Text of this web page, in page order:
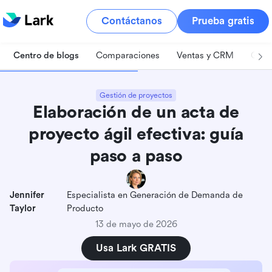
Contáctanos Prueba gratis
Centro de blogs Comparaciones Ventas y CRM
Gestión de proyectos
Elaboración de un acta de
proyecto ágil efectiva: guía
paso a paso
Jennifer
Taylor
Especialista en Generación de Demanda de
Producto
13 de mayo de 2026
Usa Lark GRATIS